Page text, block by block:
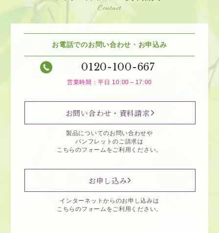
Contact
お電話でのお問い合わせ・お申込み
0120-100-667
営業時間：平日 10:00～17:00
お問い合わせ・資料請求
製品についてのお問い合わせや
パンフレットのご請求は
こちらのフォームをご利用ください。
お申し込み
インターネットからのお申し込みは
こちらのフォームをご利用ください。